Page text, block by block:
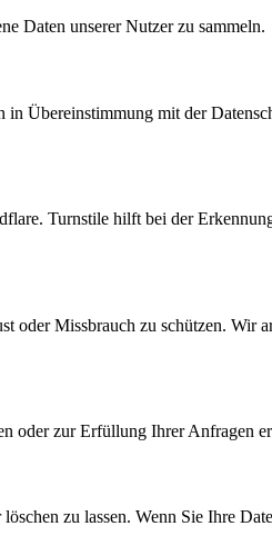
Daten unserer Nutzer zu sammeln.
Übereinstimmung mit der
Turnstile hilft bei der
oder Missbrauch zu schützen. Wir
oder zur Erfüllung Ihrer Anfragen
zu lassen. Wenn Sie Ihre